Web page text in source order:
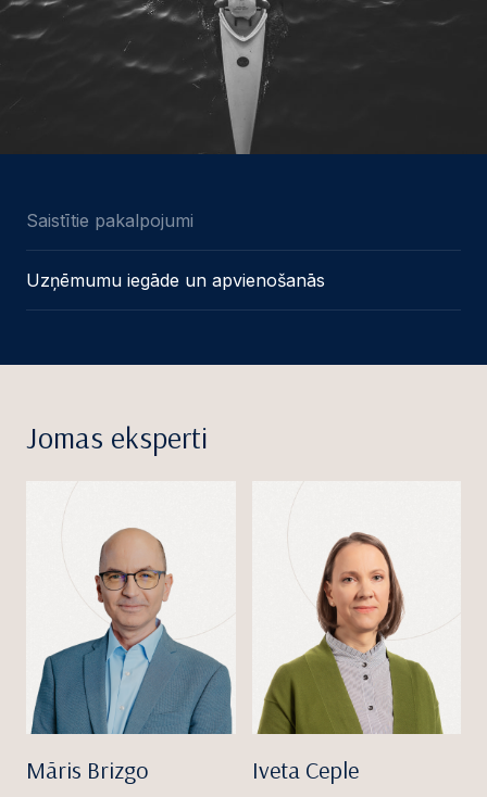
Saistītie pakalpojumi
Uzņēmumu iegāde un apvienošanās
Jomas eksperti
Māris Brizgo Iveta Ceple